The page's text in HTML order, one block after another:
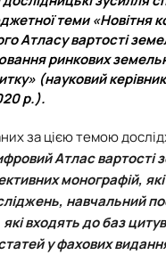
теми «Новітня
Атласу вартості
ринкових
(науковий
р.).
за цією темою
Атлас вартості
монографій,
навчальний
входять до баз
у фахових